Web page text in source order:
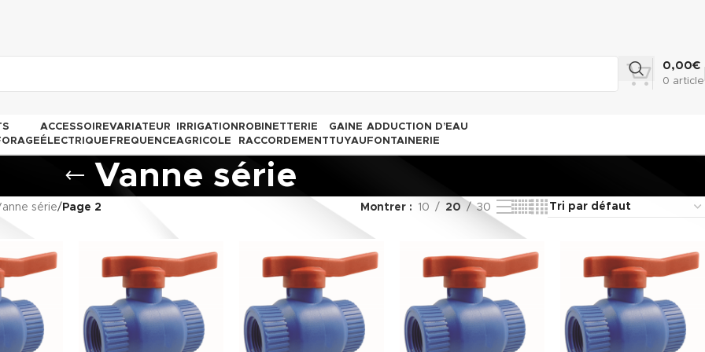
0 article
0,00€
ACCESSOIRE
ÉLECTRIQUE
VARIATEUR
FREQUENCE
IRRIGATION
AGRICOLE
ROBINETTERIE
RACCORDEMENT
GAINE
TUYAU
ADDUCTION D’EAU
FONTAINERIE
Vanne série
série/ Page 2 Montrer 10 20 30